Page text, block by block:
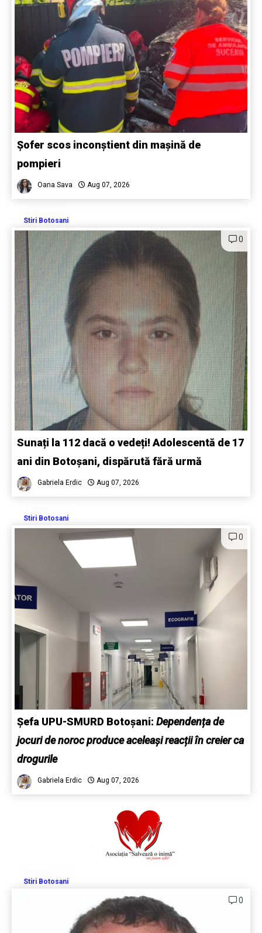
Șofer scos inconștient din mașină de
pompieri
Oana Sava Aug 07, 2026
Stiri Botosani
0
Sunați la 112 dacă o vedeți! Adolescentă de 17
ani din Botoșani, dispărută fără urmă
Gabriela Erdic Aug 07, 2026
Stiri Botosani
0
Șefa UPU-SMURD Botoșani: Dependența de
jocuri de noroc produce aceleași reacții în creier ca
drogurile
Gabriela Erdic Aug 07, 2026
Stiri Botosani
0